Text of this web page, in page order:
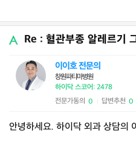
Re : 혈관부종 알레르기
이이호 전문의
창원파티마병원
하이닥 스코어: 2478
전문가동의 0 답변추천 0
안녕하세요. 하이닥 외과 상담의